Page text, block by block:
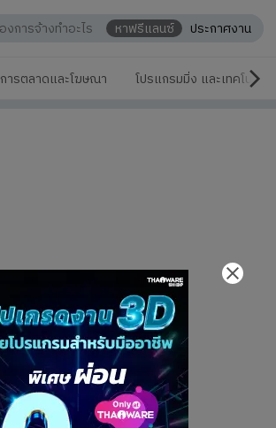
หาฟรีแลนซ์ ประกาศงาน
การตลาดและโฆษณา โปรแกรมมิ่ง และเทคโนโลยี